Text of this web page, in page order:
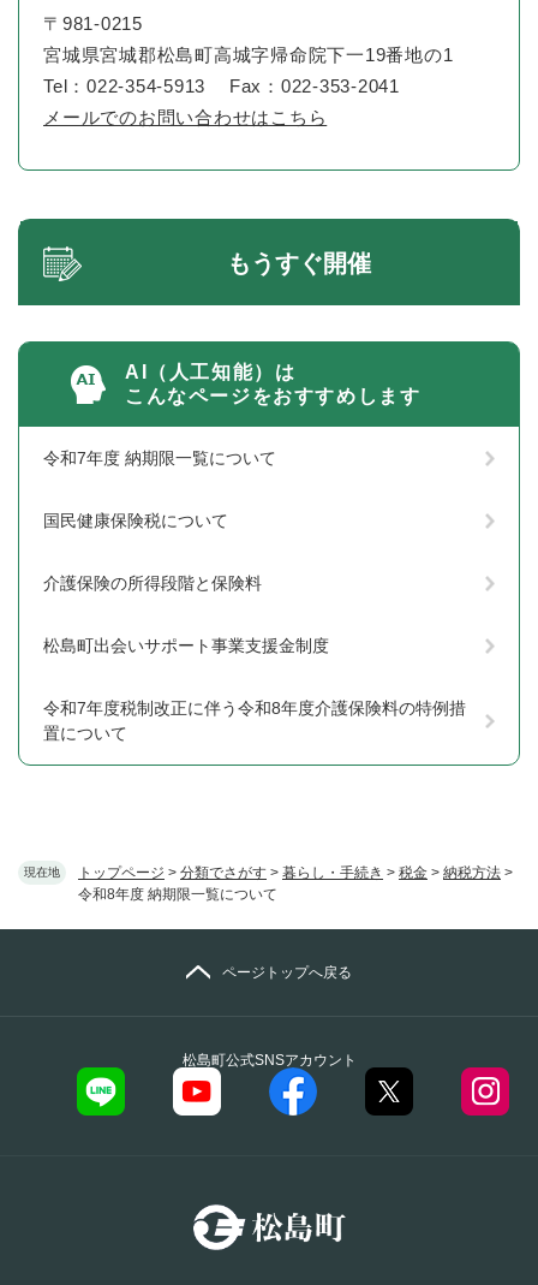
現在地 トップページ > 分類でさがす > 暮らし・手続き > 税金 > 納税方法 >
令和8年度 納期限一覧について
〒981-0215
宮城県宮城郡松島町高城字帰命院下一19番地の1
Tel：022-354-5913
Fax：022-353-2041
メールでのお問い合わせはこちら
もうすぐ開催
AI（人工知能）は
こんなページをおすすめします
令和7年度 納期限一覧について
国民健康保険税について
介護保険の所得段階と保険料
松島町出会いサポート事業支援金制度
令和7年度税制改正に伴う令和8年度介護保険料の特例措
置について
松島町公式SNSアカウント
ページトップへ戻る